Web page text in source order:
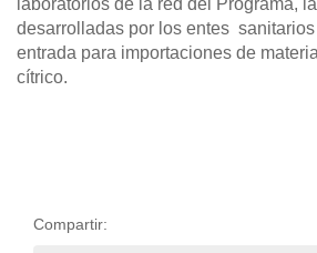
laboratorios de la red del Programa,
desarrolladas por los entes
entrada para importaciones de
cítrico.
Compartir: